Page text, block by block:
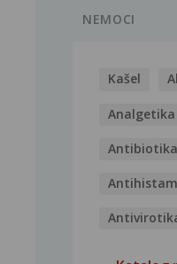
NEMOCI
Kašel
Analgetika
Antibiotika